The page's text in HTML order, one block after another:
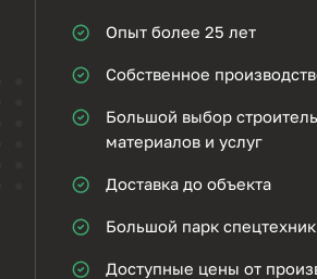
Опыт более 25 лет
Собственное
Большой выбор
материалов и услуг
Доставка до объекта
Большой парк
Доступные цены от